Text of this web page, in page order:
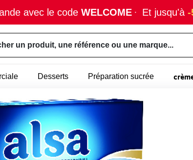
avec le code WELCOME · Et jusqu'à -
un produit, une référence ou une marque...
Desserts Préparation sucrée